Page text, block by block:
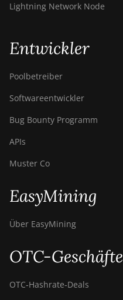
Lightning Network Node
Entwickler
Poolbetreiber
Softwareentwickler
Bug Bounty Programm
APIs
Muster Co
EasyMining
Über EasyMining
OTC-Geschäfte
OTC‑Hashrate‑Deals